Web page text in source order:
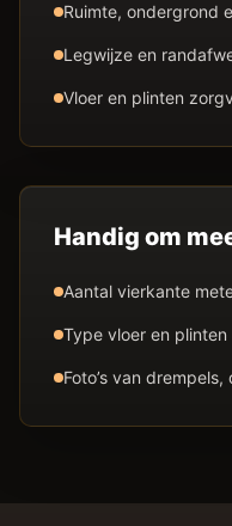
Ruimte, ondergrond
Legwijze en
Vloer en plinten
Handig om
Aantal vierkante
Type vloer en plinten
Foto’s van